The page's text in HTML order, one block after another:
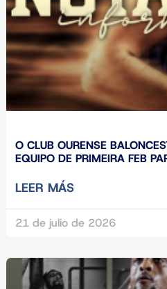
O CLUB OURENSE
EQUIPO DE PRIMEIRA FEB
LEER MÁS
21 de julio de 2026